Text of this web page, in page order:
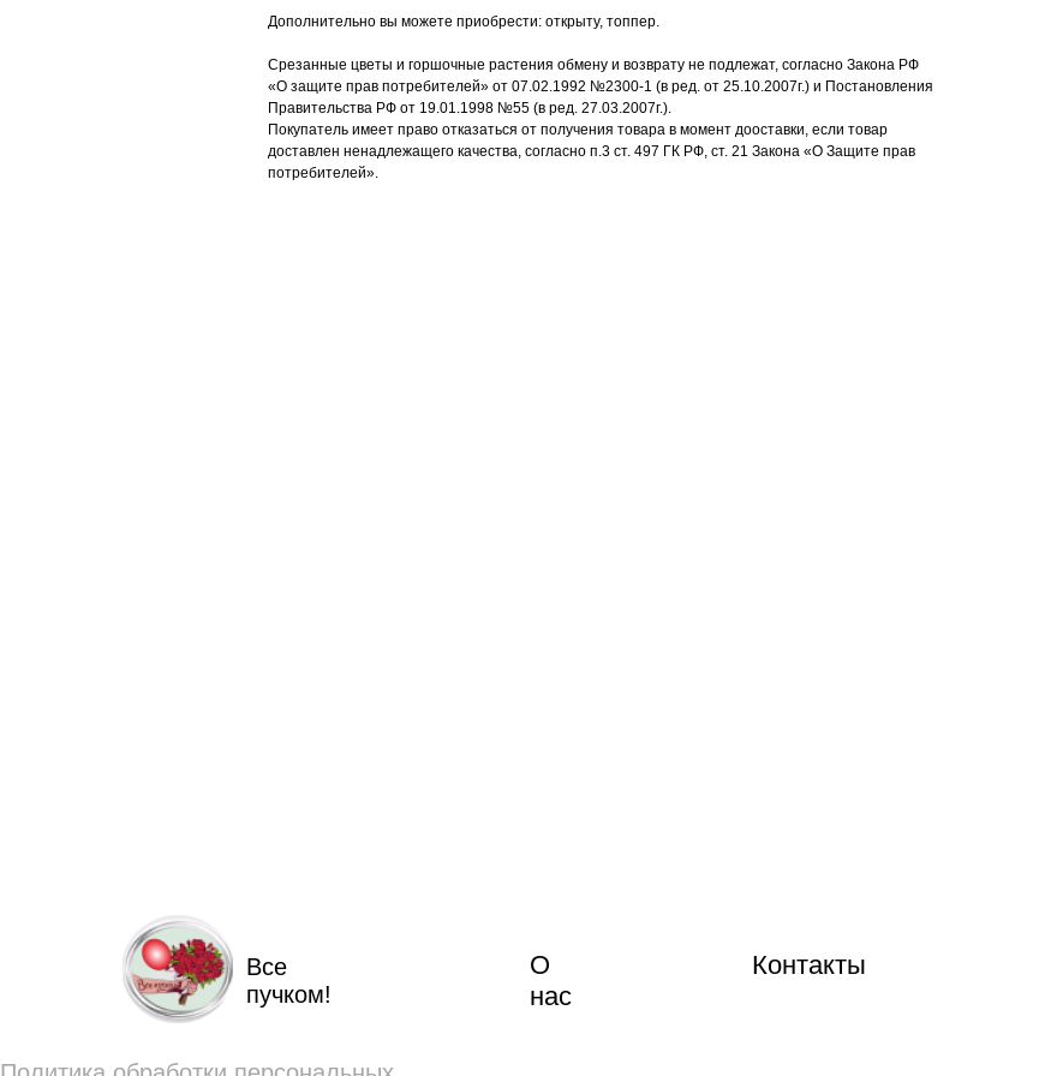
Дополнительно вы можете приобрести: открыту, топпер.
Срезанные цветы и горшочные растения обмену и возврату не подлежат, согласно Закона РФ
«О защите прав потребителей» от 07.02.1992 №2300-1 (в ред. от 25.10.2007г.) и Постановления
Правительства РФ от 19.01.1998 №55 (в ред. 27.03.2007г.).
Покупатель имеет право отказаться от получения товара в момент дооставки, если товар
доставлен ненадлежащего качества, согласно п.3 ст. 497 ГК РФ, ст. 21 Закона «О Защите прав
потребителей».
Контакты
О
нас
Все
пучком!